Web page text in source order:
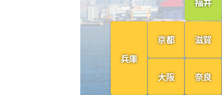
兵庫
京都 滋賀
大阪 奈良